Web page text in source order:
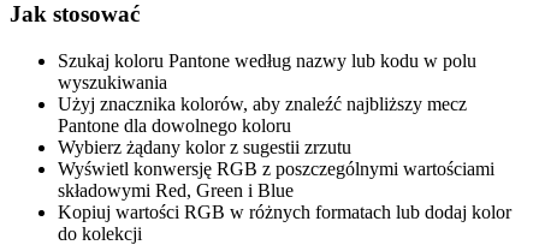
Jak stosować
Szukaj koloru Pantone według nazwy lub kodu w polu
wyszukiwania
Użyj znacznika kolorów, aby znaleźć najbliższy mecz
Pantone dla dowolnego koloru
Wybierz żądany kolor z sugestii zrzutu
Wyświetl konwersję RGB z poszczególnymi wartościami
składowymi Red, Green i Blue
Kopiuj wartości RGB w różnych formatach lub dodaj kolor
do kolekcji